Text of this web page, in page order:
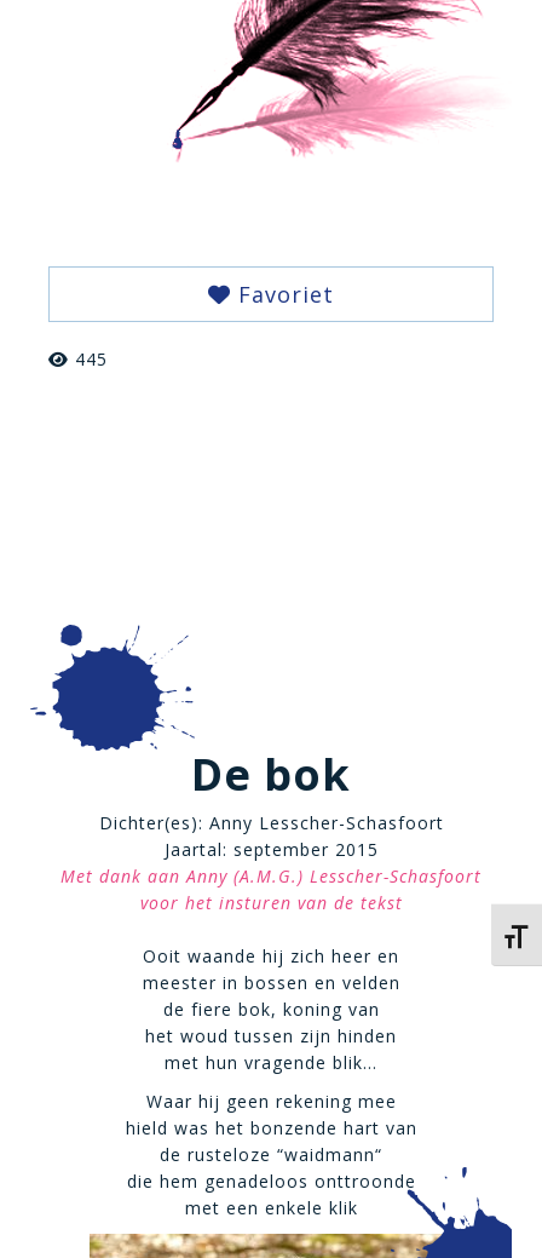
Favoriet
445
De bok
Dichter(es): Anny Lesscher-Schasfoort
Jaartal: september 2015
Met dank aan Anny (A.M.G.) Lesscher-Schasfoort
voor het insturen van de tekst
Ooit waande hij zich heer en
meester in bossen en velden
de fiere bok, koning van
het woud tussen zijn hinden
met hun vragende blik…
Waar hij geen rekening mee
hield was het bonzende hart van
de rusteloze “waidmann“
die hem genadeloos onttroonde
met een enkele klik